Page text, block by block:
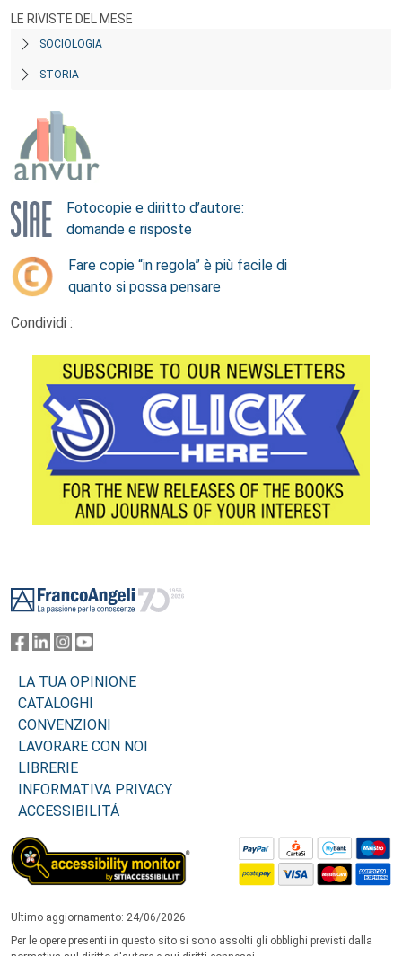
LE RIVISTE DEL MESE
SOCIOLOGIA
STORIA
Fotocopie e diritto d’autore:
domande e risposte
Fare copie “in regola” è più facile di
quanto si possa pensare
Condividi :
LA TUA OPINIONE
CATALOGHI
CONVENZIONI
LAVORARE CON NOI
LIBRERIE
INFORMATIVA PRIVACY
ACCESSIBILITÁ
Ultimo aggiornamento: 24/06/2026
Per le opere presenti in questo sito si sono assolti gli obblighi previsti dalla